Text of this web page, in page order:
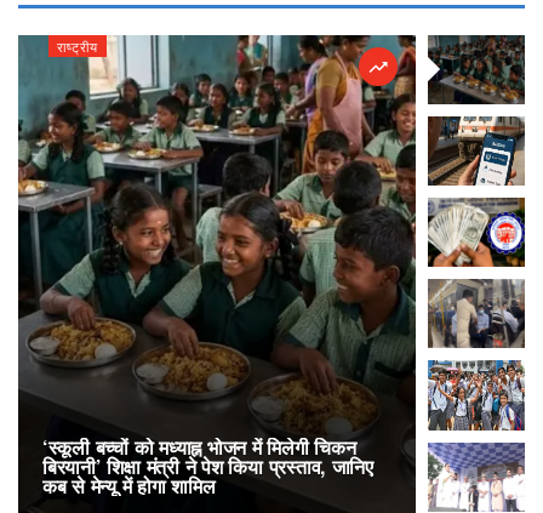
राष्ट्रीय
‘स्कूली बच्चों को मध्याह्न भोजन में मिलेगी चिकन
बिरयानी’ शिक्षा मंत्री ने पेश किया प्रस्ताव, जानिए
कब से मेन्यू में होगा शामिल
राष्ट्रीय
RailOne
लोकप्रिय,
अनारक्षित